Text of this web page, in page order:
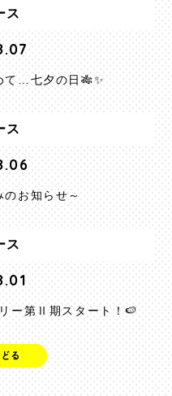
ス
て…七夕の日🎋✨
ス
のお知らせ～
ス
ー第Ⅱ期スタート！🍉